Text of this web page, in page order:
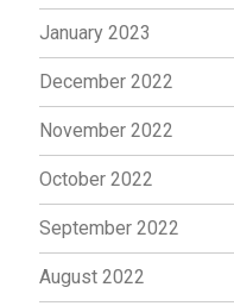
January 2023
December 2022
November 2022
October 2022
September 2022
August 2022